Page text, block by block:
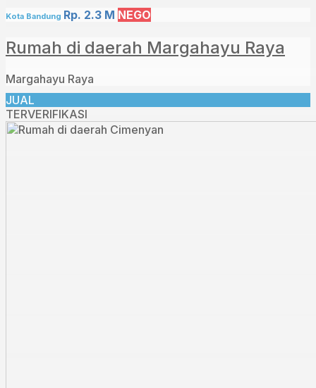
Kota Bandung Rp. 2.3 M NEGO
Rumah di daerah Margahayu Raya
Margahayu Raya
JUAL
TERVERIFIKASI